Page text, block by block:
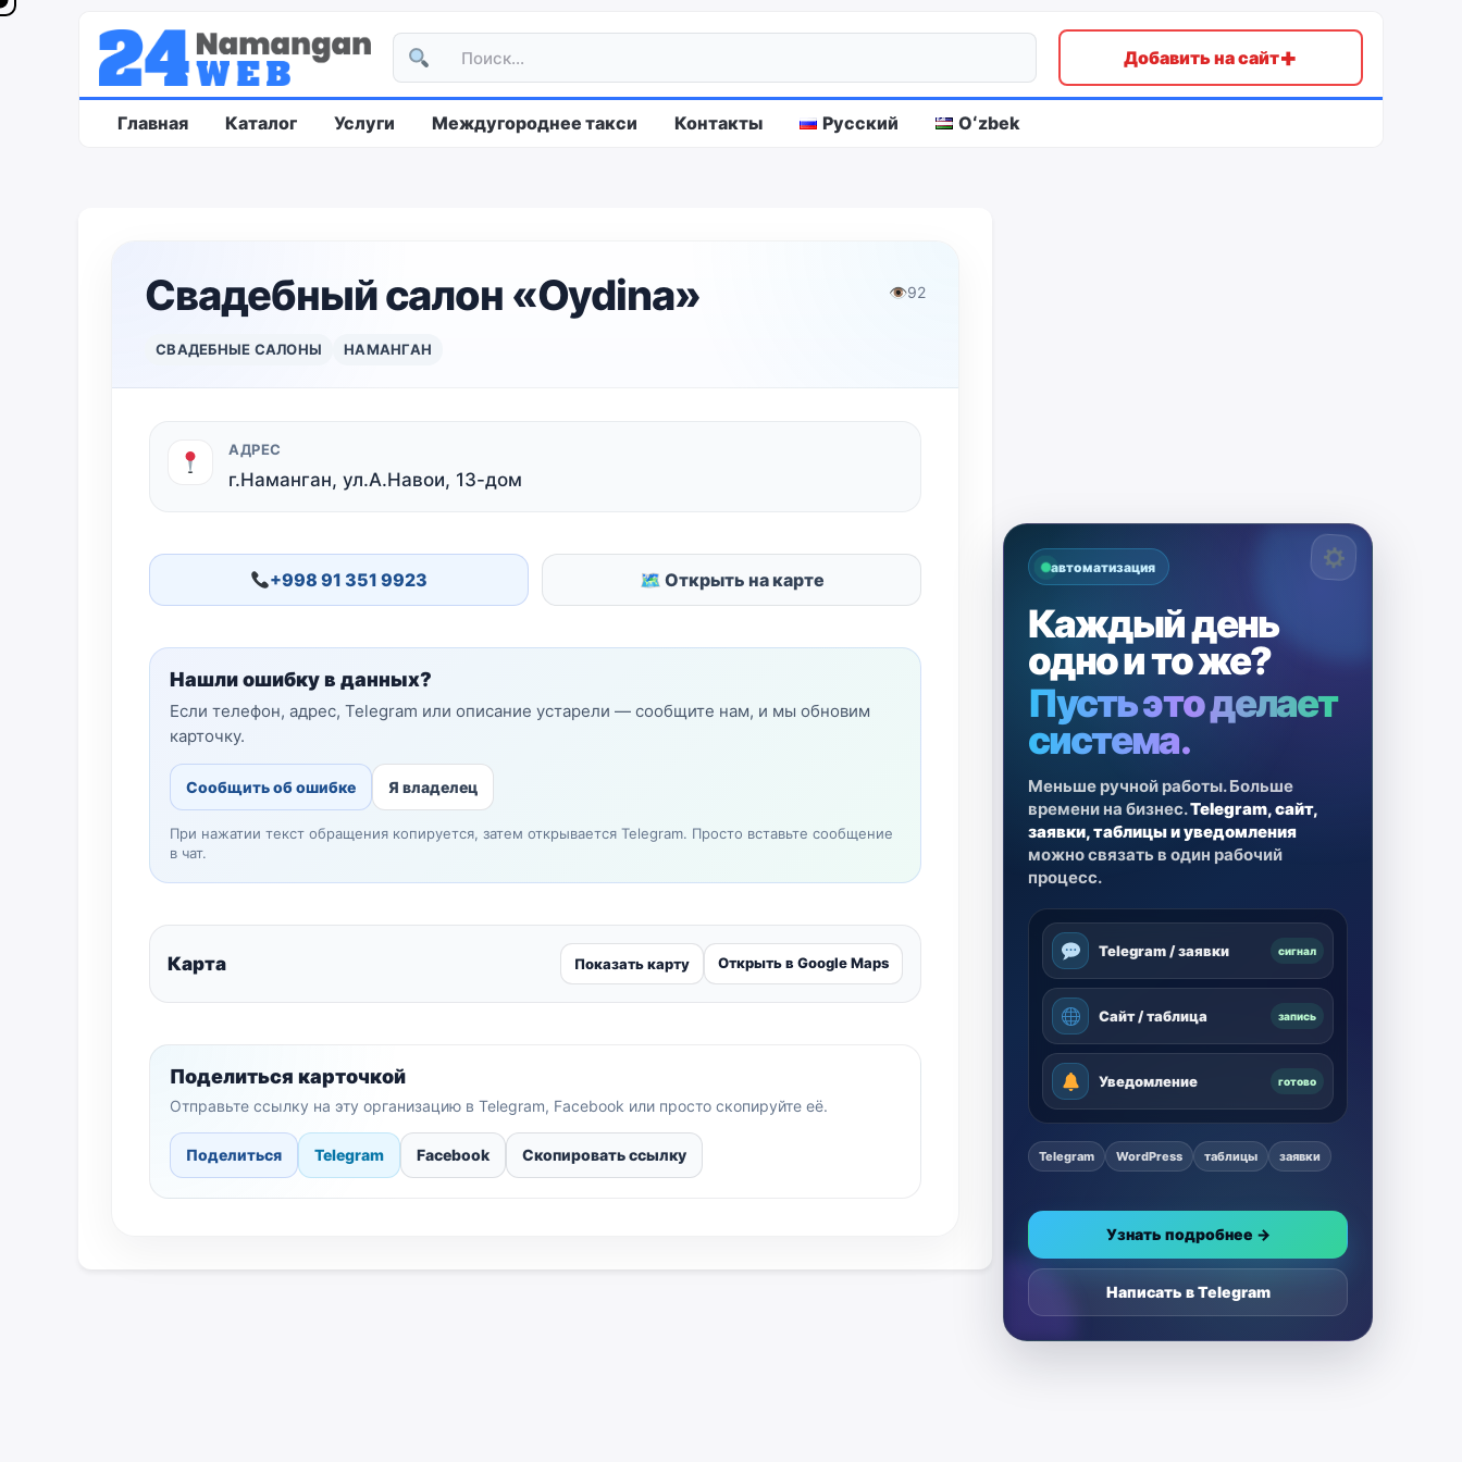
Добавить на сайт+
Главная Каталог Услуги Междугороднее такси Контакты Русский Oʻzbek
Свадебный салон «Oydina» 👁92
СВАДЕБНЫЕ САЛОНЫ НАМАНГАН
АДРЕС
г.Наманган, ул.А.Навои, 13-дом
+998 91 351 9923 🗺 Открыть на карте
Нашли ошибку в данных?
Если телефон, адрес, Telegram или описание устарели — сообщите нам, и мы обновим
карточку.
Сообщить об ошибке Я владелец
При нажатии текст обращения копируется, затем открывается Telegram. Просто вставьте сообщение
в чат.
Карта Показать карту Открыть в Google Maps
Поделиться карточкой
Отправьте ссылку на эту организацию в Telegram, Facebook или просто скопируйте её.
Поделиться Telegram Facebook Скопировать ссылку
автоматизация
Каждый день
одно и то же?
Пусть это делает
система.
Меньше ручной работы. Больше
времени на бизнес.Telegram, сайт,
заявки, таблицы и уведомления
можно связать в один рабочий
процесс.
Telegram / заявки сигнал
Сайт / таблица запись
Уведомление готово
Telegram WordPress таблицы заявки
Узнать подробнее →
Написать в Telegram